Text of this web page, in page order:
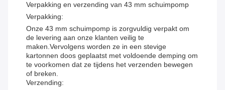
Verpakking en verzending van 43 mm schuimpomp
Verpakking:
Onze 43 mm schuimpomp is zorgvuldig verpakt om
de levering aan onze klanten veilig te
maken.Vervolgens worden ze in een stevige
kartonnen doos geplaatst met voldoende demping om
te voorkomen dat ze tijdens het verzenden bewegen
of breken.
Verzending: